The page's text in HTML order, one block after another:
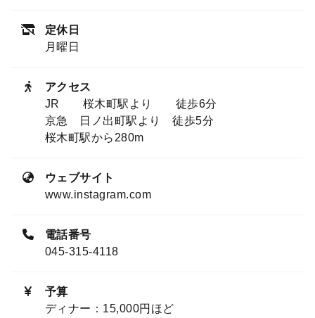
定休日
月曜日
アクセス
JR 桜木町駅より 徒歩6分
京急 日ノ出町駅より 徒歩5分
桜木町駅から280m
ウェブサイト
www.instagram.com
電話番号
045-315-4118
予算
ディナー：15,000円ほど